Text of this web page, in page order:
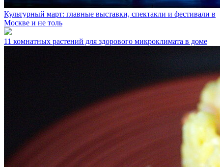
Культурный март: главные выставки, спектакли и фестивали в
Москве и не толь
11 комнатных растений для здорового микроклимата в доме